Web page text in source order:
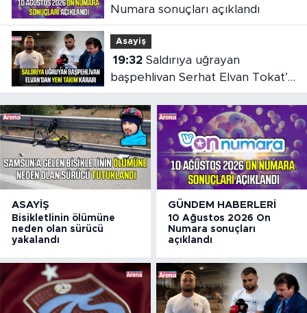
Numara sonuçları açıklandı
Asayiş
19:32Saldırıya uğrayan
başpehlivan Serhat Elvan Tokat’a
transfer oldu
ASAYIŞ
Bisikletlinin ölümüne
neden olan sürücü
yakalandı
GÜNDEM HABERLERI
10 Ağustos 2026 On
Numara sonuçları
açıklandı